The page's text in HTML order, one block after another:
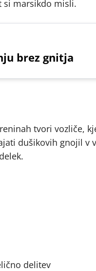
si marsikdo misli.
brez gnitja
tvori vozliče,
dušikovih gnojil v
delitev